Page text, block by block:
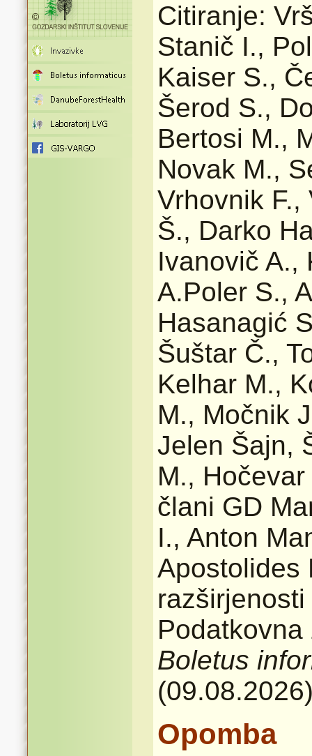
Citiranje:
Stanič I.,
Kaiser S.,
Šerod S.,
Bertosi M.,
Novak M.,
Vrhovnik F.,
Š., Darko
Ivanovič A.,
A.Poler S.,
Hasanagić
Šuštar Č.,
Kelhar M.,
M., Močnik
Jelen Šajn,
M.,
člani GD
I., Anton
Apostolides
Boletus
Opomba